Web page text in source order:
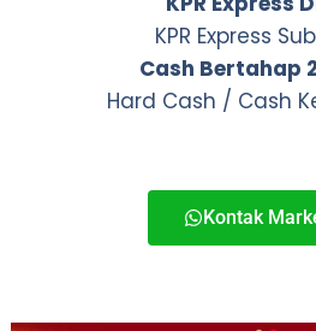
KPR Express
Cash Bertahap
Hard Cash / Cash
Kontak